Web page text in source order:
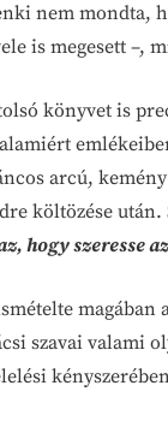
nem mondta,
is megesett –,
könyvet is
arcú,
költözése után.
hogy szeresse
szavai valami